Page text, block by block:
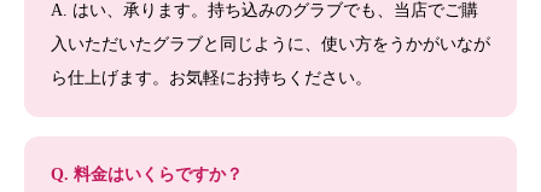
A. はい、承ります。持ち込みのグラブでも、当店でご購
入いただいたグラブと同じように、使い方をうかがいなが
ら仕上げます。お気軽にお持ちください。
Q. 料金はいくらですか？